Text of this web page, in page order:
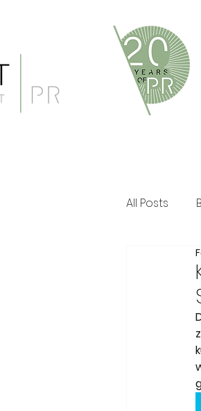
All Posts
The
Son